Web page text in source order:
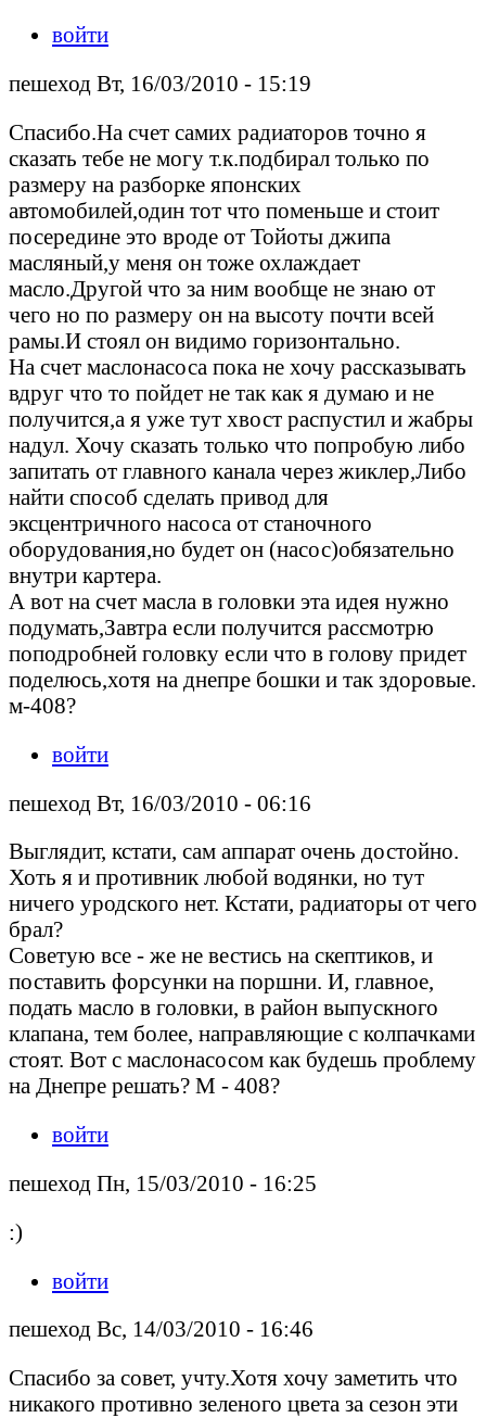
войти
пешеход Вт, 16/03/2010 - 15:19
Спасибо.На счет самих радиаторов точно я
сказать тебе не могу т.к.подбирал только по
размеру на разборке японских
автомобилей,один тот что поменьше и стоит
посередине это вроде от Тойоты джипа
масляный,у меня он тоже охлаждает
масло.Другой что за ним вообще не знаю от
чего но по размеру он на высоту почти всей
рамы.И стоял он видимо горизонтально.
На счет маслонасоса пока не хочу рассказывать
вдруг что то пойдет не так как я думаю и не
получится,а я уже тут хвост распустил и жабры
надул. Хочу сказать только что попробую либо
запитать от главного канала через жиклер,Либо
найти способ сделать привод для
эксцентричного насоса от станочного
оборудования,но будет он (насос)обязательно
внутри картера.
А вот на счет масла в головки эта идея нужно
подумать,Завтра если получится рассмотрю
поподробней головку если что в голову придет
поделюсь,хотя на днепре бошки и так здоровые.
м-408?
войти
пешеход Вт, 16/03/2010 - 06:16
Выглядит, кстати, сам аппарат очень достойно.
Хоть я и противник любой водянки, но тут
ничего уродского нет. Кстати, радиаторы от чего
брал?
Советую все - же не вестись на скептиков, и
поставить форсунки на поршни. И, главное,
подать масло в головки, в район выпускного
клапана, тем более, направляющие с колпачками
стоят. Вот с маслонасосом как будешь проблему
на Днепре решать? М - 408?
войти
пешеход Пн, 15/03/2010 - 16:25
:)
войти
пешеход Вс, 14/03/2010 - 16:46
Спасибо за совет, учту.Хотя хочу заметить что
никакого противно зеленого цвета за сезон эти